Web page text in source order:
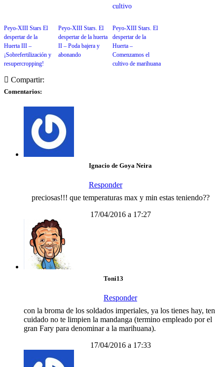
cultivo
Peyo-XIII Stars El
despertar de la
Huerta III –
¡Sobrefertilización y
resupercropping!
Peyo-XIII Stars. El
despertar de la huerta
II – Poda bajera y
abonando
Peyo-XIII Stars. El
despertar de la
Huerta –
Comenzamos el
cultivo de marihuana
Compartir:
Comentarios:
Ignacio de Goya Neira
Responder
preciosas!!! que temperaturas max y min estas teniendo??
17/04/2016 a 17:27
Toni13
Responder
con la broma de los soldados imperiales, ya los tienes hay, ten
cuidado no te limpien la mandanga (termino empleado por el
gran Fary para denominar a la marihuana).
17/04/2016 a 17:33